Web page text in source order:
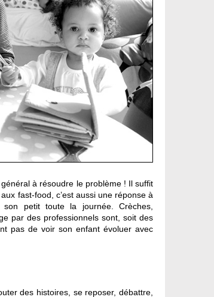
à résoudre le problème ! Il suffit
fast-food, c’est aussi une réponse à
petit toute la journée. Crèches,
par des professionnels sont, soit des
pas de voir son enfant évoluer avec
des histoires, se reposer, débattre,